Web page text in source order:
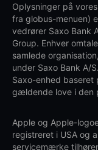
Oplysninger på
fra globus-menuen)
vedrører Saxo Bank
Group. Enhver
samlede
under Saxo Bank A/
Saxo-enhed
gældende love i den
Apple og Apple-
registreret i USA og
servicemærke